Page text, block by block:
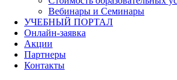
Вебинары и Семинары
УЧЕБНЫЙ ПОРТАЛ
Онлайн-заявка
Акции
Партнеры
Контакты